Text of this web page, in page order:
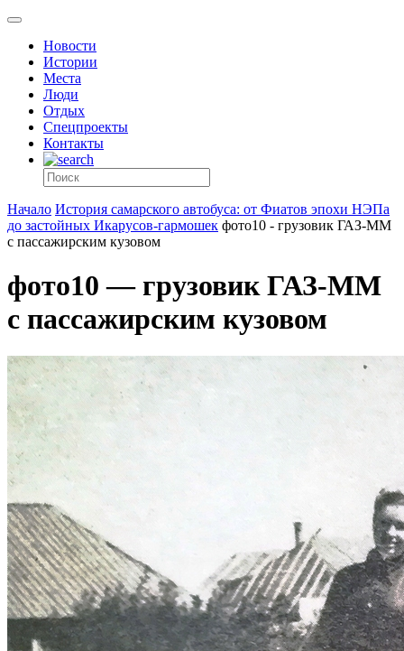
Новости
Истории
Места
Люди
Отдых
Спецпроекты
Контакты
Начало История самарского автобуса: от Фиатов эпохи НЭПа
до застойных Икарусов-гармошек фото10 - грузовик ГАЗ-ММ
с пассажирским кузовом
фото10 — грузовик ГАЗ-ММ
с пассажирским кузовом